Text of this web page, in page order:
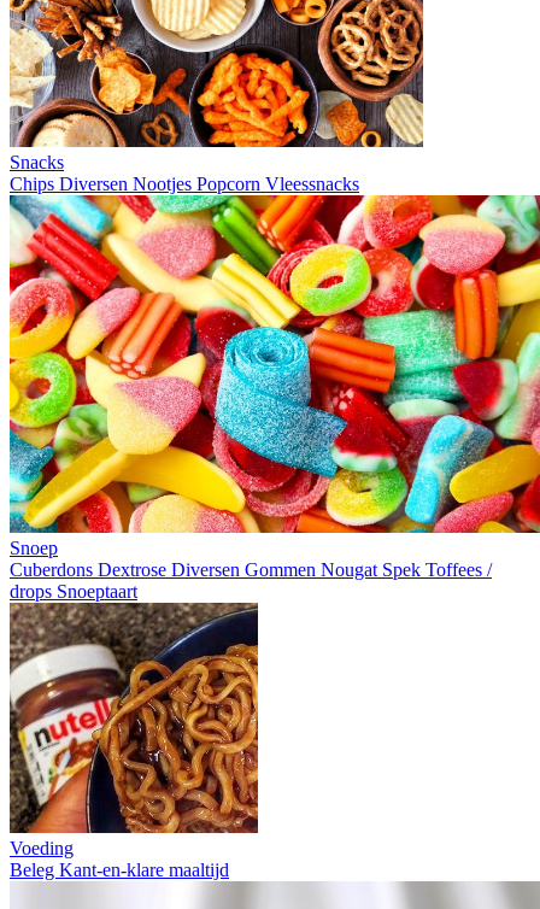
Snacks
Chips Diversen Nootjes Popcorn Vleessnacks
Snoep
Cuberdons Dextrose Diversen Gommen Nougat Spek Toffees /
drops Snoeptaart
Voeding
Beleg Kant-en-klare maaltijd